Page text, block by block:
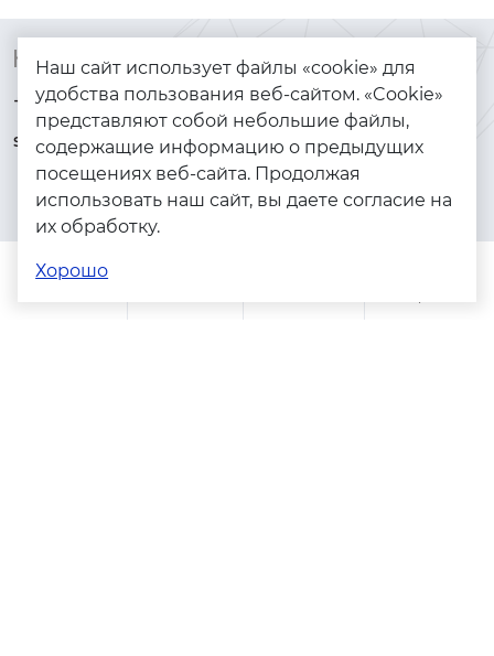
Контакты
+7 (925) 144-64-73
serebryanyye.grani@mail.ru
Каталог
Браслеты
Золото
Серебро
Помощь
Наш сайт использует файлы «cookie» для
удобства пользования веб-сайтом. «Cookie»
представляют собой небольшие файлы,
содержащие информацию о предыдущих
посещениях веб-сайта. Продолжая
использовать наш сайт, вы даете согласие на
их обработку.
Хорошо